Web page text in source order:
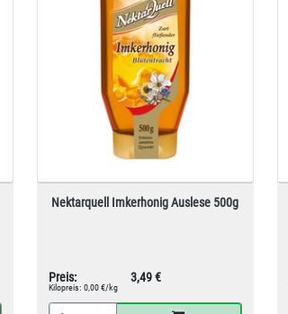
Nektarquell Imkerhonig Auslese 500g
Preis: 3,49 €
Kilopreis: 0,00 €/kg